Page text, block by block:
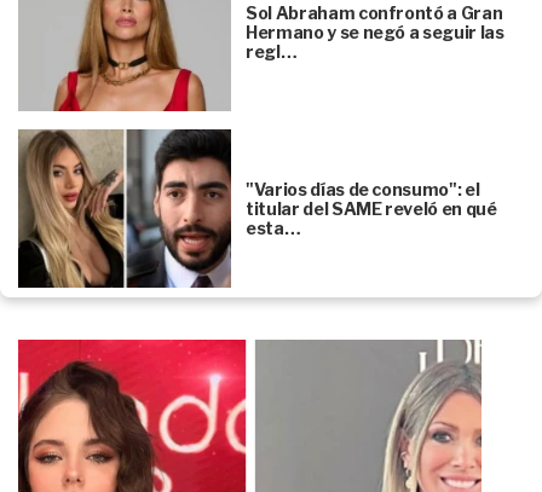
Sol Abraham confrontó a Gran
Hermano y se negó a seguir las
regl…
"Varios días de consumo": el
titular del SAME reveló en qué
esta…